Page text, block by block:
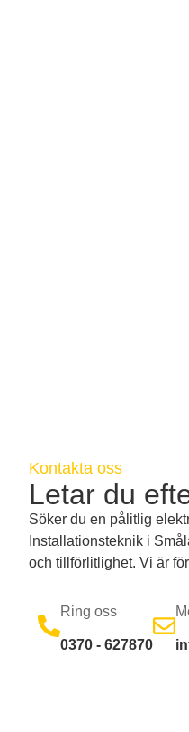
Kontakta oss
Letar du
Söker du en pålitlig
Installationsteknik i
och tillförlitlighet. Vi är
Ring oss
0370 - 627870